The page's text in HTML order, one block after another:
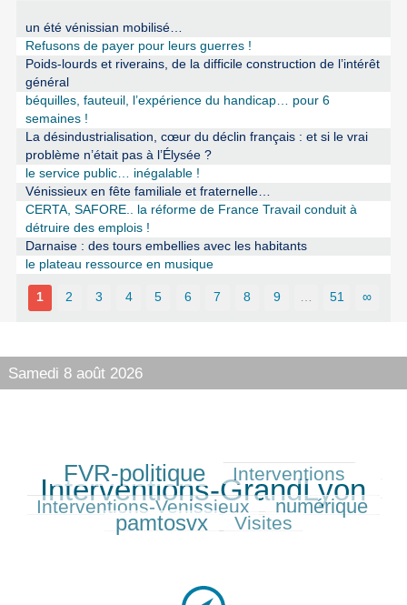
un été vénissian mobilisé…
Refusons de payer pour leurs guerres !
Poids-lourds et riverains, de la difficile construction de l’intérêt
général
béquilles, fauteuil, l’expérience du handicap… pour 6
semaines !
La désindustrialisation, cœur du déclin français : et si le vrai
problème n’était pas à l’Élysée ?
le service public… inégalable !
Vénissieux en fête familiale et fraternelle…
CERTA, SAFORE.. la réforme de France Travail conduit à
détruire des emplois !
Darnaise : des tours embellies avec les habitants
le plateau ressource en musique
1 2 3 4 5 6 7 8 9 … 51 ∞
Samedi 8 août 2026
282/427FVR-politique
171/427 Interventions
427/427
Interventions-GrandLyon
158/427
Interventions-Venissieux
207/427 numérique
252/427
pamtosvx Visites